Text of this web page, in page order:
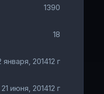
1390
18
января, 201412 г
21 июня, 201412 г